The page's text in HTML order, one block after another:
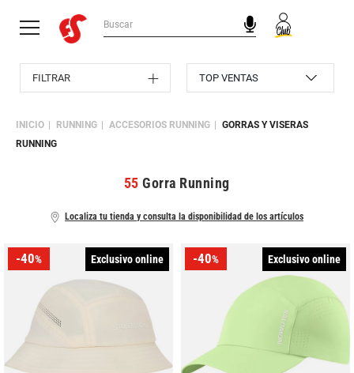
INICIO RUNNING ACCESORIOS RUNNING
GORRAS Y VISERAS
RUNNING
Localiza tu tienda y consulta la disponibilidad de los artículos
55 Gorra Running
-40% Exclusivo online -40% Exclusivo online
FILTRAR